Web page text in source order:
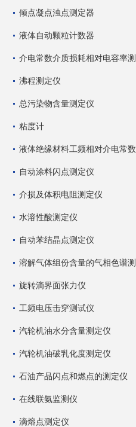
倾点凝点浊点测定器
液体自动颗粒计数器
沸程测定仪
总污染物含量测定仪
粘度计
液体绝缘材料工频相对介电常数
自动涂料闪点测定仪
介损及体积电阻测定仪
水溶性酸测定仪
自动苯结晶点测定仪
旋转滴界面张力仪
工频电压击穿测试仪
汽轮机油水分含量测定仪
汽轮机油破乳化度测定仪
石油产品闪点和燃点的测定仪
在线联氨监测仪
滴熔点测定仪